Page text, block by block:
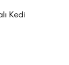
Kedi